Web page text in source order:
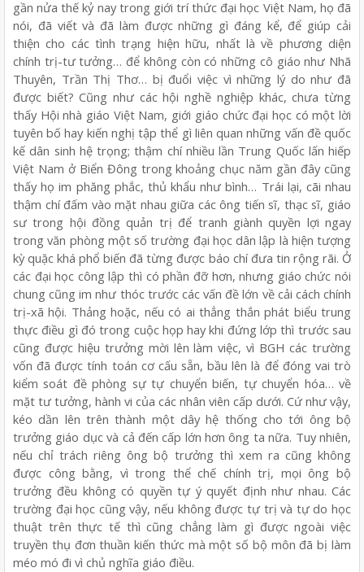
gần nửa thế kỷ nay trong giới trí thức đại học Việt Nam, họ đã
nói, đã viết và đã làm được những gì đáng kể, để giúp cải
thiện cho các tình trạng hiện hữu, nhất là về phương diện
chính trị-tư tưởng… để không còn có những cô giáo như Nhã
Thuyên, Trần Thị Thơ… bị đuổi việc vì những lý do như đã
được biết? Cũng như các hội nghề nghiệp khác, chưa từng
thấy Hội nhà giáo Việt Nam, giới giáo chức đại học có một lời
tuyên bố hay kiến nghị tập thể gì liên quan những vấn đề quốc
kế dân sinh hệ trọng; thậm chí nhiều lần Trung Quốc lấn hiếp
Việt Nam ở Biển Đông trong khoảng chục năm gần đây cũng
thấy họ im phăng phắc, thủ khẩu như bình… Trái lại, cãi nhau
thậm chí đấm vào mặt nhau giữa các ông tiến sĩ, thạc sĩ, giáo
sư trong hội đồng quản trị để tranh giành quyền lợi ngay
trong văn phòng một số trường đại học dân lập là hiện tượng
kỳ quặc khá phổ biến đã từng được báo chí đưa tin rộng rãi. Ở
các đại học công lập thì có phần đỡ hơn, nhưng giáo chức nói
chung cũng im như thóc trước các vấn đề lớn về cải cách chính
trị-xã hội. Thảng hoặc, nếu có ai thẳng thắn phát biểu trung
thực điều gì đó trong cuộc họp hay khi đứng lớp thì trước sau
cũng được hiệu trưởng mời lên làm việc, vì BGH các trường
vốn đã được tính toán cơ cấu sẵn, bầu lên là để đóng vai trò
kiểm soát đề phòng sự tự chuyển biến, tự chuyển hóa… về
mặt tư tưởng, hành vi của các nhân viên cấp dưới. Cứ như vậy,
kéo dần lên trên thành một dây hệ thống cho tới ông bộ
trưởng giáo dục và cả đến cấp lớn hơn ông ta nữa. Tuy nhiên,
nếu chỉ trách riêng ông bộ trưởng thì xem ra cũng không
được công bằng, vì trong thể chế chính trị, mọi ông bộ
trưởng đều không có quyền tự ý quyết định như nhau. Các
trường đại học cũng vậy, nếu không được tự trị và tự do học
thuật trên thực tế thì cũng chẳng làm gì được ngoài việc
truyền thụ đơn thuần kiến thức mà một số bộ môn đã bị làm
méo mó đi vì chủ nghĩa giáo điều.